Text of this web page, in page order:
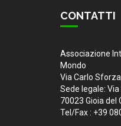
CONTATTI
Associazione
Mondo
Via Carlo
Sede legale:
70023 Gioia del
Tel/Fax : +39